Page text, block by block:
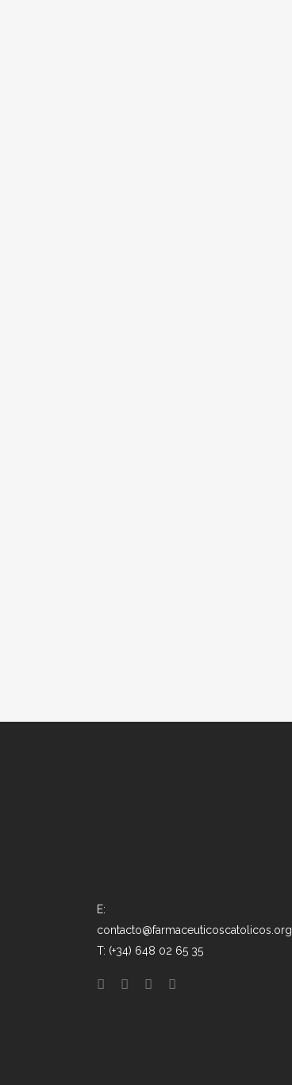
E:
contacto@farmaceuticoscatolicos.org
T: (+34) 648 02 65 35